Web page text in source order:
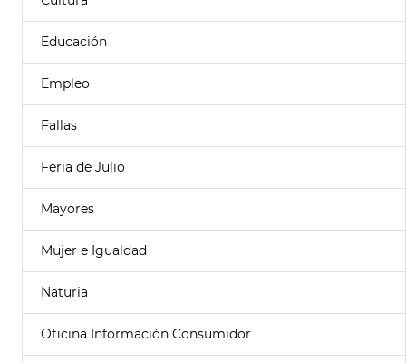
Educación
Empleo
Fallas
Feria de Julio
Mayores
Mujer e Igualdad
Naturia
Oficina Información Consumidor